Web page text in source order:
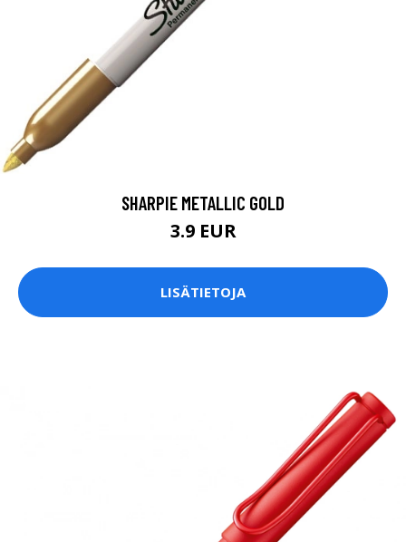
SHARPIE METALLIC GOLD
3.9 EUR
LISÄTIETOJA